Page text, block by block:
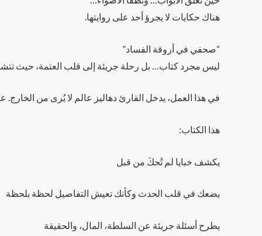
هناك حكايات لا يجرؤ أحد على روايتها.
“صحفي في أروقة الفساد”
ليس مجرد كتاب… بل رحلة جريئة إلى قلب العتمة، حيث
في هذا العمل، يدخل القارئ دهاليز عالم لا يُرى من
هذا الكتاب:
يكشف خبايا لم تُحكَ من قبل
يضعك في قلب الحدث وكأنك تعيش التفاصيل لحظة بلحظة
يطرح أسئلة جريئة عن السلطة، المال، والحقيقة